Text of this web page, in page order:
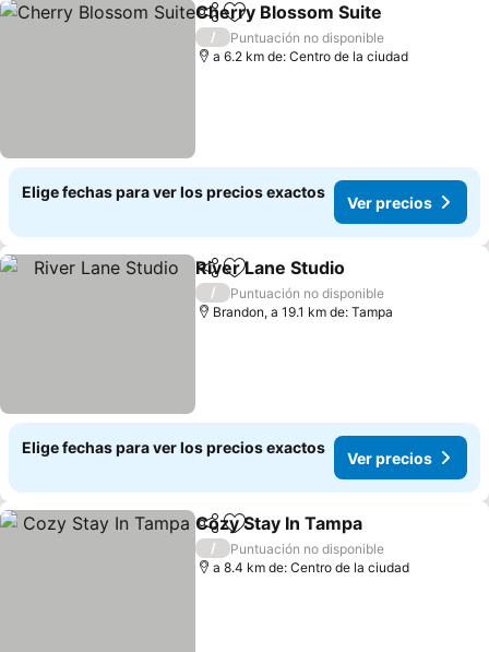
CompartirAgregar a favoritos
Cherry Blossom Suite
/
Puntuación no disponible
a 6.2 km de: Centro de la ciudad
Elige fechas para ver los precios exactos
Ver precios
CompartirAgregar a favoritos
River Lane Studio
/
Puntuación no disponible
Brandon, a 19.1 km de: Tampa
Elige fechas para ver los precios exactos
Ver precios
CompartirAgregar a favoritos
Cozy Stay In Tampa
/
Puntuación no disponible
a 8.4 km de: Centro de la ciudad